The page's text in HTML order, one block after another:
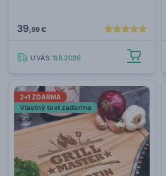
39,99 €
U VÁS:11.8.2026
2+1 ZDARMA
Vlastný text zadarmo